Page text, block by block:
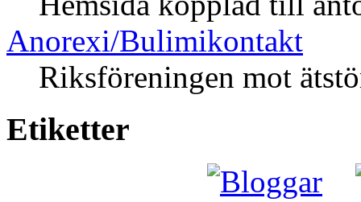
Anorexi/Bulimikontakt
Riksföreningen mot
Etiketter